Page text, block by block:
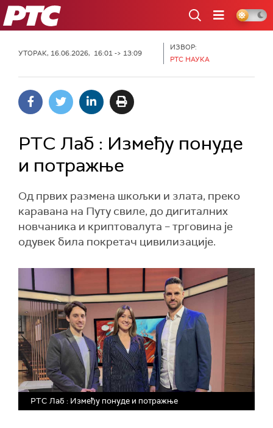
РТС
УТОРАК, 16.06.2026, 16:01 -> 13:09
ИЗВОР:
РТС НАУКА
РТС Лаб : Између понуде
и потражње
Од првих размена шкољки и злата, преко
каравана на Путу свиле, до дигиталних
новчаника и криптовалута – трговина је
одувек била покретач цивилизације.
РТС Лаб : Између понуде и потражње